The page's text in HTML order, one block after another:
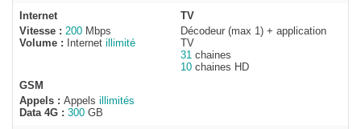
Internet
Vitesse : 200 Mbps
Volume :
Internet illimité
TV
Décodeur (max 1) + application
TV
31 chaines
10 chaines HD
GSM
Appels : Appels illimités
Data 4G : 300 GB